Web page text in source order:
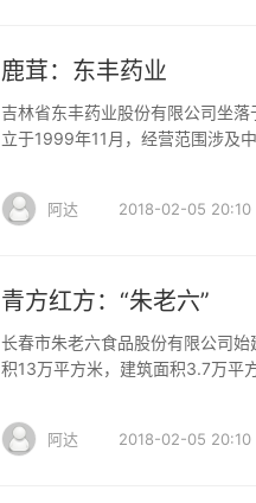
鹿茸：东丰药业
吉林省东丰药业股份有限公司坐
立于1999年11月，经营范围涉及
面积6万平方米。公司整体通过
药保护品种为主的173个国药品准
阿达 2018-02-05 20:10
青方红方：“朱老六”
长春市朱老六食品股份有限公司
积13万平方米，建筑面积3.7万平
荣获吉林名牌、吉林省著名商标
名优特农产品、放心调味品生产企
阿达 2018-02-05 20:10